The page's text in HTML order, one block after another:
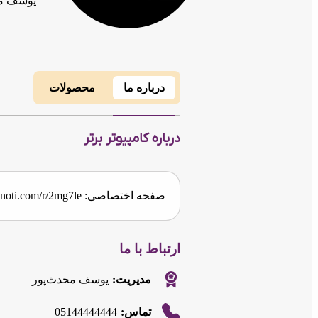
درباره ما محصولات
درباره کامپیوتر برتر
صفحه اختصاصی: r/2mg7le
ارتباط با ما
مدیریت: یوسف محدث‌پور
تماس: 05144444444